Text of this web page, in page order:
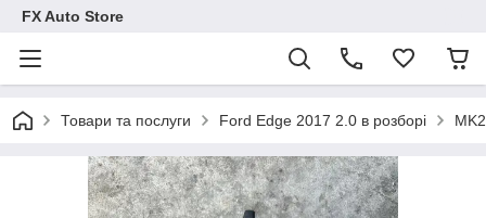
FX Auto Store
Товари та послуги Ford Edge 2017 2.0 в розборі